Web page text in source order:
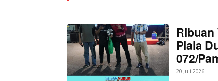
Ribuan
Piala
072/
20 Juli 2026